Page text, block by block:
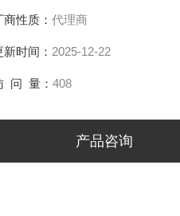
商性质： 代理商
新时间： 2025-12-22
问 量： 408
产品咨询